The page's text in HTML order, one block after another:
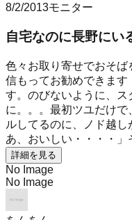
8/2/2013モニター
自宅なのに長野にい
色々お取り寄せでおそば
信もってお勧めできま
す。のびないように、ス
に。。。最初ツユだけ
ルしてるのに、ノド越
あ、おいしい・・・・」
詳細を見る
No Image
No Image